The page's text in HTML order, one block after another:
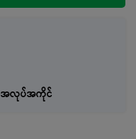
ာအလုပ်အကိုင်